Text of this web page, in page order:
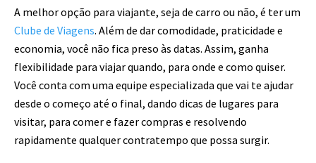
A melhor opção para viajante, seja de carro ou não, é ter um
Clube de Viagens. Além de dar comodidade, praticidade e
economia, você não fica preso às datas. Assim, ganha
flexibilidade para viajar quando, para onde e como quiser.
Você conta com uma equipe especializada que vai te ajudar
desde o começo até o final, dando dicas de lugares para
visitar, para comer e fazer compras e resolvendo
rapidamente qualquer contratempo que possa surgir.